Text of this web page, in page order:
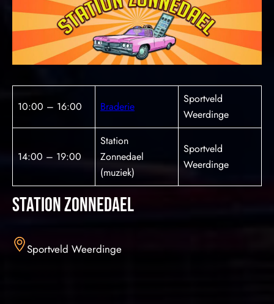
10:00 – 16:00 Braderie
Sportveld
Weerdinge
14:00 – 19:00
Station
Zonnedael
(muziek)
Sportveld
Weerdinge
Station Zonnedael
Sportveld Weerdinge